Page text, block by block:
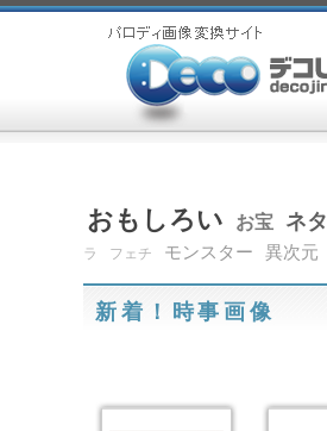
おもしろい お宝 ネタ
ラ フェチ モンスター 異次元
新着！時事画像